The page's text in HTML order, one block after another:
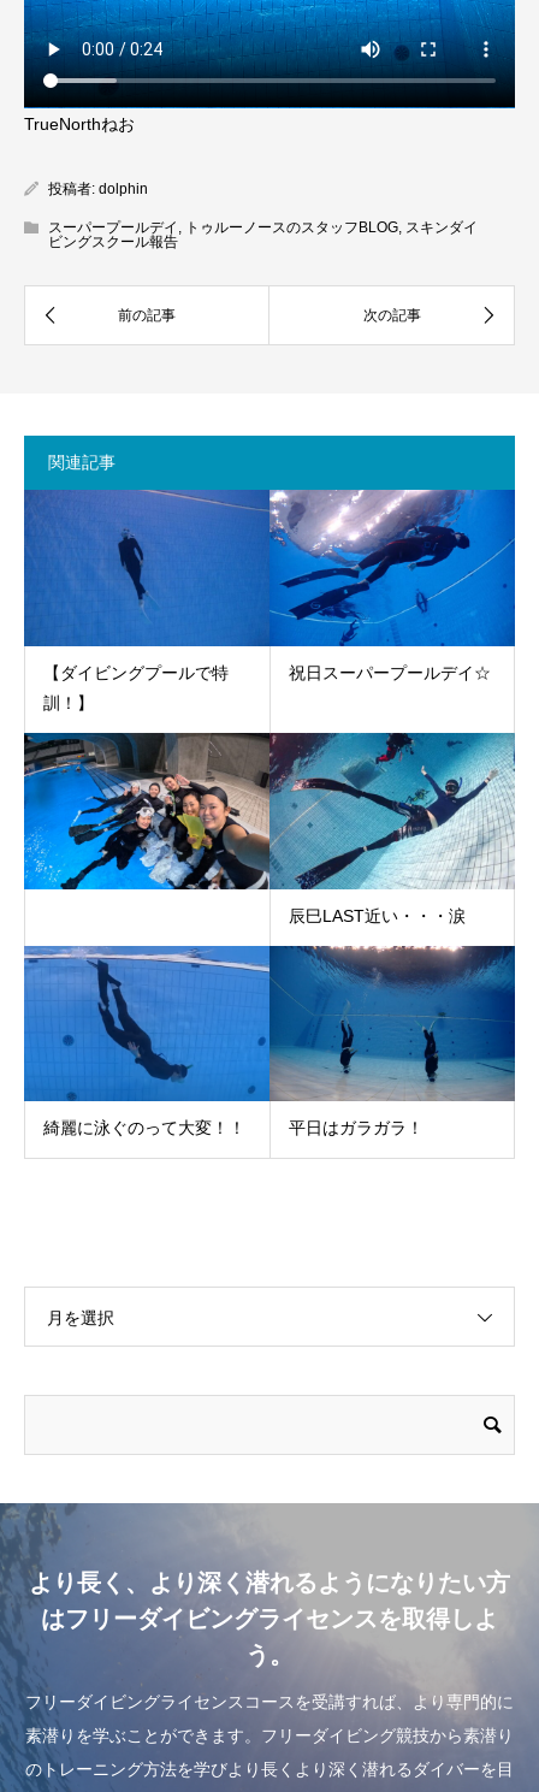
TrueNorthねお
投稿者: dolphin
スーパープールデイ , トゥルーノースのスタッフBLOG, スキンダイ
ビングスクール報告
関連記事
【ダイビングプールで特
訓！】
祝日スーパープールデイ☆
辰巳LAST近い・・・涙
綺麗に泳ぐのって大変！！ 平日はガラガラ！
月を選択
より長く、より深く潜れるようになりたい方
はフリーダイビングライセンスを取得しよ
う。
フリーダイビングライセンスコースを受講すれば、より専門的に
素潜りを学ぶことができます。フリーダイビング競技から素潜り
のトレーニング方法を学びより長くより深く潜れるダイバーを目